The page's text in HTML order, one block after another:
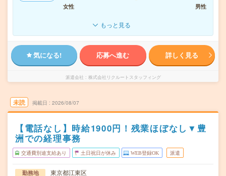
女性 男性
もっと見る
気になる! 応募へ進む 詳しく見る
派遣会社 株式会社リクルートスタッフィング
未読 掲載日 2026/08/07
【電話なし】時給1900円！残業ほぼなし▼豊
洲での経理事務
交通費別途支給あり 土日祝日が休み WEB登録OK 派遣
勤務地
東京都江東区